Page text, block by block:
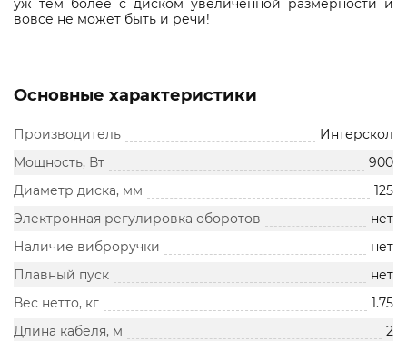
уж тем более с диском увеличенной размерности и
вовсе не может быть и речи!
Основные характеристики
Производитель
Интерскол
Мощность, Вт
900
Диаметр диска, мм
125
Электронная регулировка оборотов
нет
Наличие виброручки
нет
Плавный пуск
нет
Вес нетто, кг
1.75
Длина кабеля, м
2